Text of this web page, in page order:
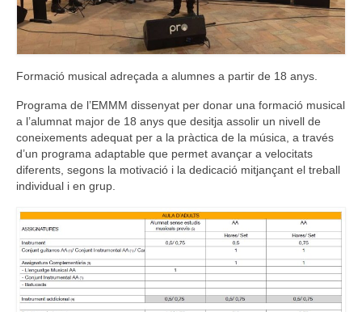
AFA
Lloguer d’instruments
Activitats
Horaris
Horaris curs 2026/2027
Contacta
Formació musical adreçada a alumnes a partir de 18 anys.
Programa de l’EMMM dissenyat per donar una formació musical
a l’alumnat major de 18 anys que desitja assolir un nivell de
coneixements adequat per a la pràctica de la música, a través
d’un programa adaptable que permet avançar a velocitats
diferents, segons la motivació i la dedicació mitjançant el treball
individual i en grup.